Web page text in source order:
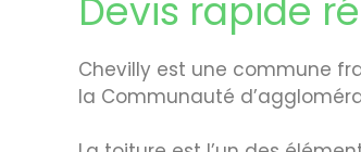
Devis rapide
Chevilly est une commune
la Communauté